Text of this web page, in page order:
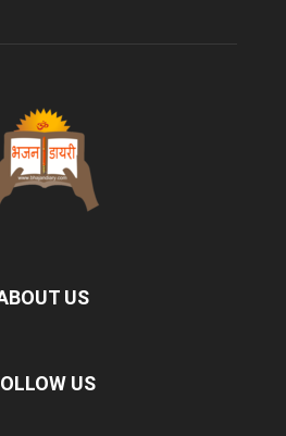
US
US